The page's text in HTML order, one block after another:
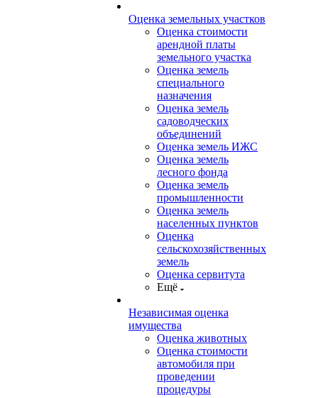
Оценка земельных участков
Оценка стоимости
арендной платы
земельного участка
Оценка земель
специального
назначения
Оценка земель
садоводческих
объединений
Оценка земель ИЖС
Оценка земель
лесного фонда
Оценка земель
промышленности
Оценка земель
населенных пунктов
Оценка
сельскохозяйственных
земель
Оценка сервитута
Ещё
Независимая оценка
имущества
Оценка животных
Оценка стоимости
автомобиля при
проведении
процедуры